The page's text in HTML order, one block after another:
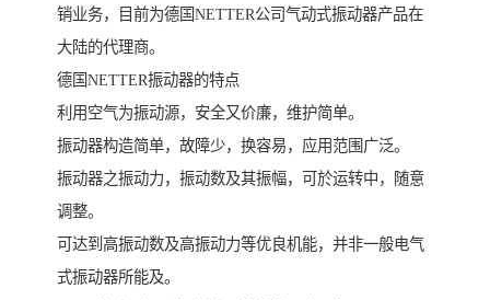
销业务，目前为德国NETTER公司气动式振动器产品在
大陆的代理商。
德国NETTER振动器的特点
利用空气为振动源，安全又价廉，维护简单。
振动器构造简单，故障少，换容易，应用范围广泛。
振动器之振动力，振动数及其振幅，可於运转中，随意
调整。
可达到高振动数及高振动力等优良机能，并非一般电气
式振动器所能及。